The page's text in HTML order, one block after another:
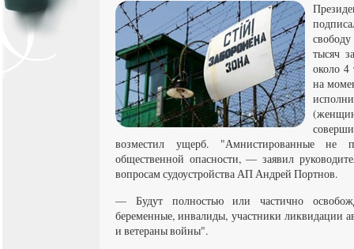
тысяч
около 4
на
возместил ущерб. "Амнистированные не
общественной опасности, — заявил
вопросам судоустройства АП Андрей Портнов.
— Будут полностью или частично
беременные, инвалиды, участники ликвидации
и ветераны войны".